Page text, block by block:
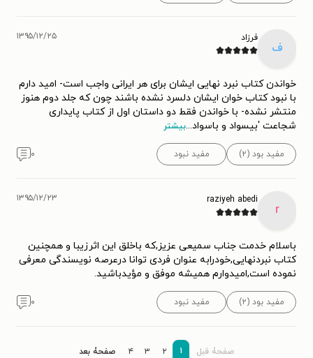
ف
فرزاد ۱۳۹۵/۱۲/۲۵
خواندن کتاب نبرد نهایی ایشان برای هر ایرانی واجب است- امید دارم
با نبود کتاب خوان ایشان دلسرد نشده باشند چون که جلد دوم هنوز
منتشر نشده- با خواندن فقط دو داستان اول از کتاب پایداری
شجاعت 'بیسواد و باسواد...بیشتر
مفید بود (۲) مفید نبود ۰
r
raziyeh abedi ۱۳۹۵/۱۲/۲۳
باسلام خدمت جناب سمیعی عزیز,که باخلق این اثرزیبا و همچنین
کتاب نبردنهایی,خودرابه عنوان فردی توانا درعرصه نویسندگی معرفی
نموده است,امیدوارم همیشه موفق و مؤیدباشید.
مفید بود (۲) مفید نبود ۰
صفحۀ قبل ۱ ۲ ۳ ۴ صفحۀ بعد